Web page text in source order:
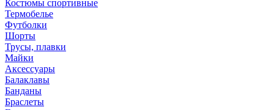
Костюмы спортивные
Термобелье
Футболки
Шорты
Трусы, плавки
Майки
Аксессуары
Балаклавы
Банданы
Браслеты